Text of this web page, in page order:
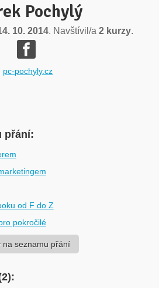
Pochylý
10. 2014. Navštívil/a2 kurzy.
pc-pochyly.cz
přání:
od F do Z
pokročilé
na seznamu přání